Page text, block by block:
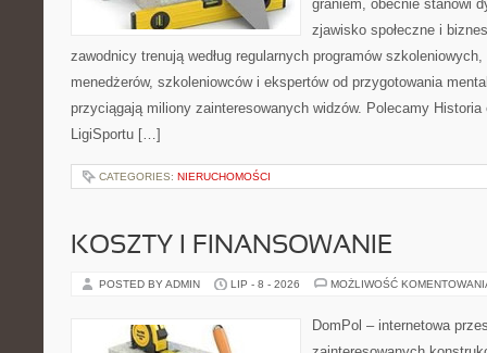
graniem, obecnie stanowi
zjawisko społeczne i
zawodnicy trenują według regularnych programów
menedżerów, szkoleniowców i ekspertów od przygotowania
przyciągają miliony zainteresowanych widzów. Polecamy
LigiSportu […]
CATEGORIES: NIERUCHOMOŚCI
KOSZTY I FINANSOWANIE
POSTED BY ADMIN LIP - 8 - 2026 MOŻLIWOŚĆ
DomPol – internetowa